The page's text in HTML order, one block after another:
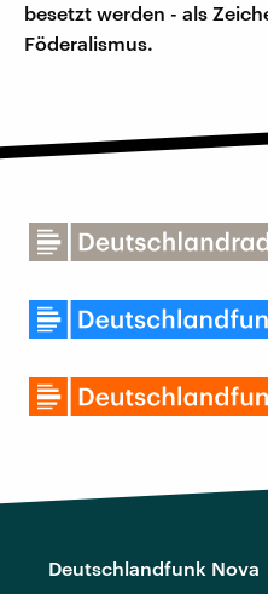
besetzt werden - als
Föderalismus.
Deutschlandfunk Nova